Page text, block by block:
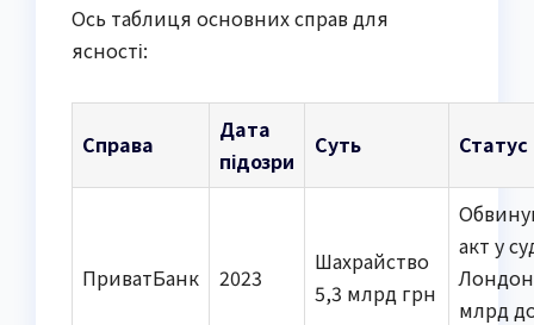
Ось таблиця основних справ для
ясності:
Справа
Дата
підозри
Суть Статус
ПриватБанк 2023
Шахрайство
5,3 млрд грн
акт у
млрд